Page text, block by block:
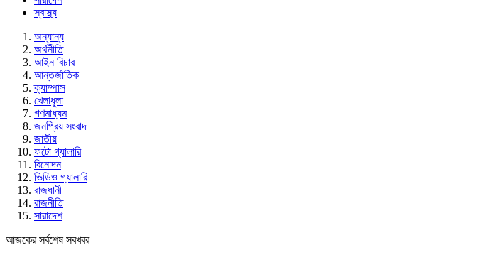
স্বাস্থ্য
অন্যান্য
অর্থনীতি
আইন বিচার
আন্তর্জাতিক
ক্যাম্পাস
খেলাধুলা
গণমাধ্যম
জনপ্রিয় সংবাদ
জাতীয়
ফটো গ্যালারি
বিনোদন
ভিডিও গ্যালারি
রাজধানী
রাজনীতি
সারাদেশ
আজকের সর্বশেষ সবখবর